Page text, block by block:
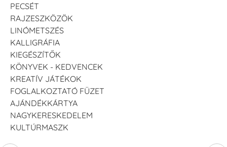
PECSÉT
RAJZESZKÖZÖK
LINÓMETSZÉS
KALLIGRÁFIA
KIEGÉSZÍTŐK
KÖNYVEK - KEDVENCEK
KREATÍV JÁTÉKOK
FOGLALKOZTATÓ FÜZET
AJÁNDÉKKÁRTYA
NAGYKERESKEDELEM
KULTÚRMASZK